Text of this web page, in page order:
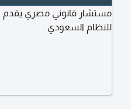
مستشار قانوني مصري يقدم
للنظام السعودي